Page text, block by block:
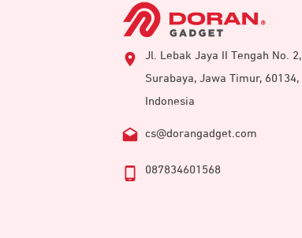
Jl. Lebak Jaya II Tengah No. 2,
Surabaya, Jawa Timur, 60134,
Indonesia
cs@dorangadget.com
087834601568